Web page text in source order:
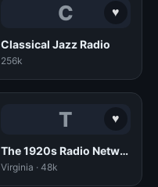
♥
C
Classical Jazz Radio
256k
♥
T
The 1920s Radio Network (MP3)
Virginia · 48k